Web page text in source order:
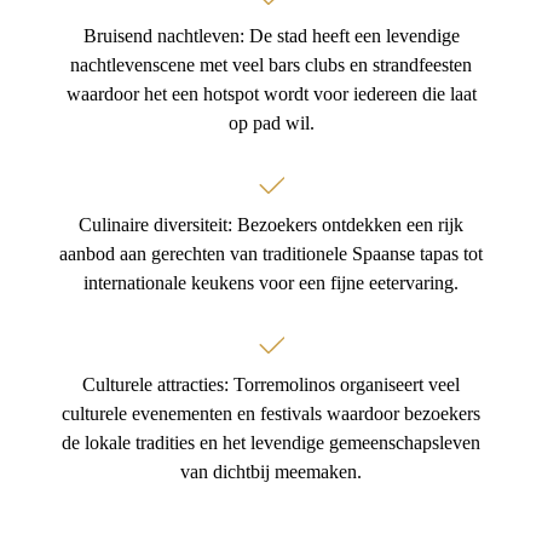
Bruisend nachtleven: De stad heeft een levendige
nachtlevenscene met veel bars clubs en strandfeesten
waardoor het een hotspot wordt voor iedereen die laat
op pad wil.
Culinaire diversiteit: Bezoekers ontdekken een rijk
aanbod aan gerechten van traditionele Spaanse tapas tot
internationale keukens voor een fijne eetervaring.
Culturele attracties: Torremolinos organiseert veel
culturele evenementen en festivals waardoor bezoekers
de lokale tradities en het levendige gemeenschapsleven
van dichtbij meemaken.